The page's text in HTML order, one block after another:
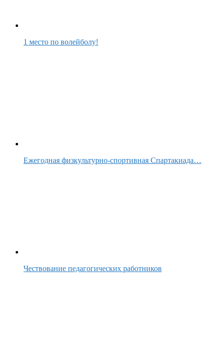
1 место по волейболу!
Ежегодная физкультурно-спортивная Спартакиада…
Чествование педагогических работников